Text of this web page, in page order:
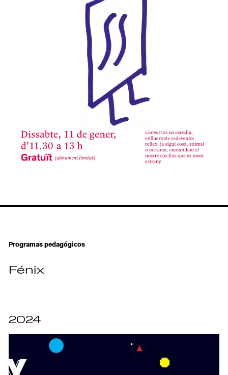
Programas pedagógicos
Fénix
2024